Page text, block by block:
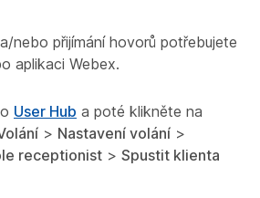
nebo přijímání hovorů potřebujete
aplikaci Webex.
User Hub a poté klikněte na
> Nastavení volání >
receptionist > Spustit klienta